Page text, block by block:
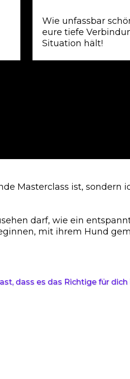
Wie unfassbar
eure tiefe
Situation hält!
Masterclass ist, sondern
darf, wie ein
mit ihrem Hund
dass es das Richtige für dich